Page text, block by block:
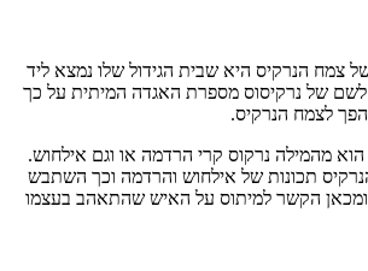
צמח הנרקיס היא שבית הגידול שלו נמצא ליד
לשם של נרקיסוס מספרת האגדה המיתית על כך
לצמח הנרקיס.
מהמילה נרקוס קרי הרדמה או וגם אילחוש.
תכונות של אילחוש והרדמה וכך השתבש
ומכאן הקשר למיתוס על האיש שהתאהב בעצמו